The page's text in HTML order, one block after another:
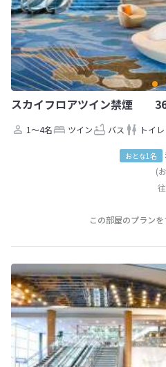
スカイフロアツイン禁煙
1～4名 ツイン バス トイレ
おとな1名
(
この部屋のプランを